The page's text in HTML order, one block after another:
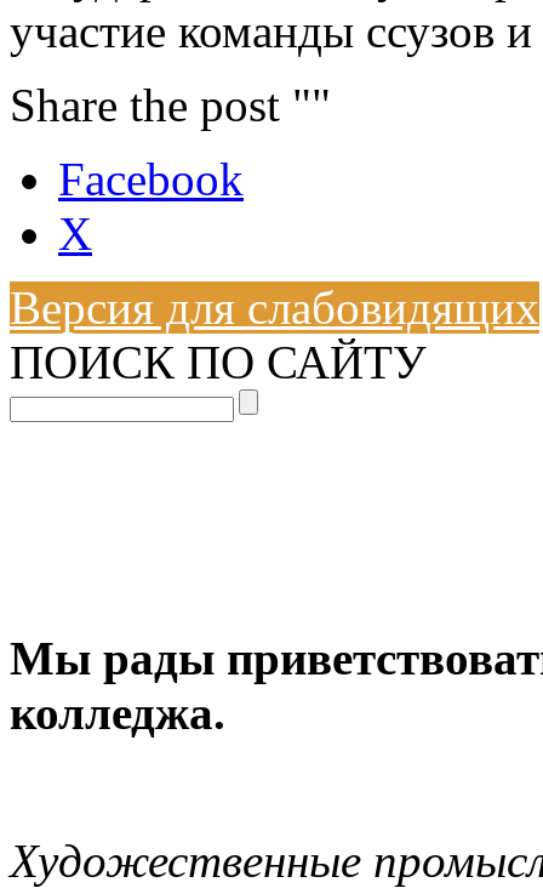
участие команды ссузов
Share the post ""
Facebook
X
Версия для слабовидящих
ПОИСК ПО САЙТУ
Мы рады
колледжа.
Художественные